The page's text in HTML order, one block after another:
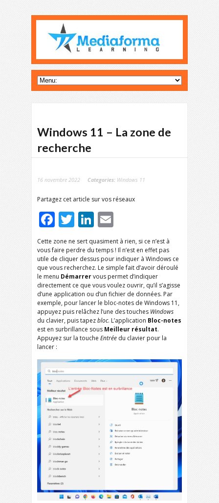
Windows 11 – La zone de
recherche
16 novembre 2022 Categories: Windows 11
Partagez cet article sur vos réseaux
Facebook
TwitterLinkedIn
Cette zone ne sert quasiment à rien, si ce n’est à
vous faire perdre du temps ! Il n’est en effet pas
utile de cliquer dessus pour indiquer à Windows ce
que vous recherchez. Le simple fait d’avoir déroulé
le menu Démarrervous permet d’indiquer
directement ce que vous voulez ouvrir, qu’il s’agisse
d’une application ou d’un fichier de données. Par
exemple, pour lancer le bloc-notes de Windows 11,
appuyez puis relâchez l’une des touches Windows
du clavier, puis tapezbloc. L’application Bloc-notes
est en surbrillance sous Meilleur résultat.
Appuyez sur la touche Entrée du clavier pour la
lancer :